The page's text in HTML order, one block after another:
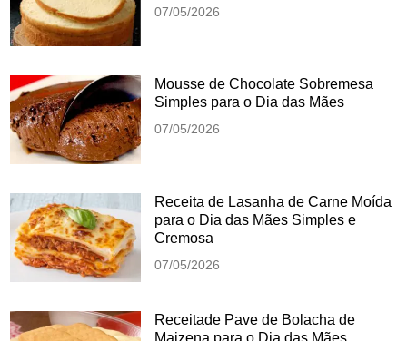
07/05/2026
Mousse de Chocolate Sobremesa
Simples para o Dia das Mães
07/05/2026
Receita de Lasanha de Carne Moída
para o Dia das Mães Simples e
Cremosa
07/05/2026
Receitade Pave de Bolacha de
Maizena para o Dia das Mães